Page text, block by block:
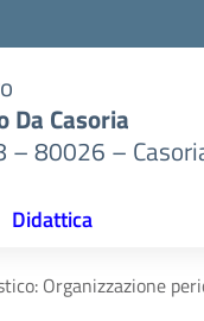
Da Casoria
– 80026 –
Didattica
Organizzazione